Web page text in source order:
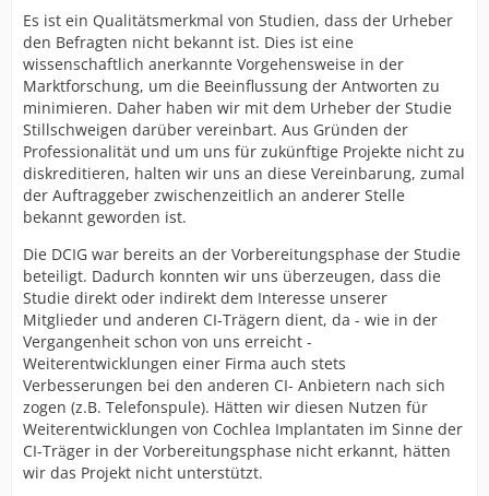
Es ist ein Qualitätsmerkmal von Studien, dass der Urheber
den Befragten nicht bekannt ist. Dies ist eine
wissenschaftlich anerkannte Vorgehensweise in der
Marktforschung, um die Beeinflussung der Antworten zu
minimieren. Daher haben wir mit dem Urheber der Studie
Stillschweigen darüber vereinbart. Aus Gründen der
Professionalität und um uns für zukünftige Projekte nicht zu
diskreditieren, halten wir uns an diese Vereinbarung, zumal
der Auftraggeber zwischenzeitlich an anderer Stelle
bekannt geworden ist.
Die DCIG war bereits an der Vorbereitungsphase der Studie
beteiligt. Dadurch konnten wir uns überzeugen, dass die
Studie direkt oder indirekt dem Interesse unserer
Mitglieder und anderen CI-Trägern dient, da - wie in der
Vergangenheit schon von uns erreicht -
Weiterentwicklungen einer Firma auch stets
Verbesserungen bei den anderen CI- Anbietern nach sich
zogen (z.B. Telefonspule). Hätten wir diesen Nutzen für
Weiterentwicklungen von Cochlea Implantaten im Sinne der
CI-Träger in der Vorbereitungsphase nicht erkannt, hätten
wir das Projekt nicht unterstützt.